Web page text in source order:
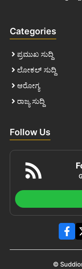
Categories
ಪ್ರಮುಖ ಸುದ್ದಿ
ಲೋಕಲ್ ಸುದ್ದಿ
ಆರೋಗ್ಯ
ರಾಜ್ಯ ಸುದ್ದಿ
Follow Us
©